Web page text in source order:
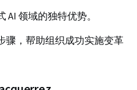
AI 领域的独特优势。
骤，帮助组织成功实施变革